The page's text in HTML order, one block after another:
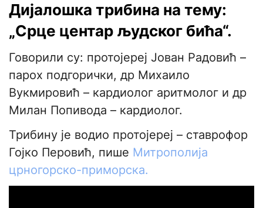
Дијалошка трибина на тему:
„Срце центар људског бића“.
Говорили су: протојереј Јован Радовић –
парох подгорички, др Михаило
Вукмировић – кардиолог аритмолог и др
Милан Попивода – кардиолог.
Трибину је водио протојереј – ставрофор
Гојко Перовић, пише Митрополија
црногорско-приморска.